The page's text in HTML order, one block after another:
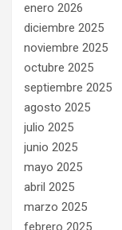
enero 2026
diciembre 2025
noviembre 2025
octubre 2025
septiembre 2025
agosto 2025
julio 2025
junio 2025
mayo 2025
abril 2025
marzo 2025
febrero 2025